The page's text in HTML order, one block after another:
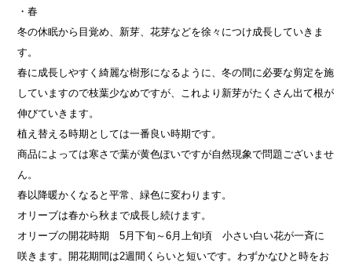
・春
冬の休眠から目覚め、新芽、花芽などを徐々につけ成長していきま
す。
春に成長しやすく綺麗な樹形になるように、冬の間に必要な剪定を施
していますので枝葉少なめですが、これより新芽がたくさん出て根が
伸びていきます。
植え替える時期としては一番良い時期です。
商品によっては寒さで葉が黄色ぽいですが自然現象で問題ございませ
ん。
春以降暖かくなると平常、緑色に変わります。
オリーブは春から秋まで成長し続けます。
オリーブの開花時期 5月下旬～6月上旬頃 小さい白い花が一斉に
咲きます。開花期間は2週間くらいと短いです。わずかなひと時をお